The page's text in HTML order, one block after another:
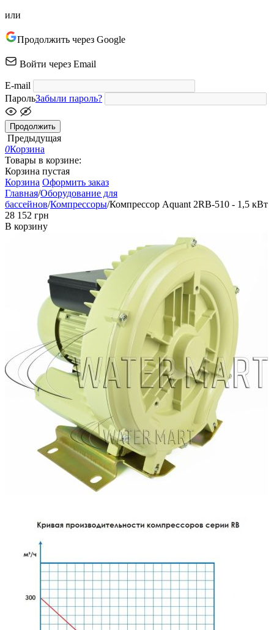
или
Продолжить через Google
Войти через Email
E-mail
ПарольЗабыли пароль?
Продолжить
Предыдущая
0Корзина
Товары в корзине:
Корзина пустая
Корзина Оформить заказ
Главная/Оборудование для
бассейнов/Компрессоры/Компрессор Aquant 2RB-510 - 1,5 кВт
‍28 152‍ грн
В корзину